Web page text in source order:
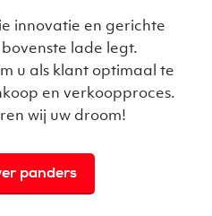
innovatie en gerichte
lade legt.
u als klant optimaal te
en verkoopproces.
wij uw droom!
panders